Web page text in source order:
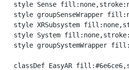
style Sense
style groupSenseWrapper
style XRSubsystem
style System
style groupSystemWrapper
classDef EasyAR